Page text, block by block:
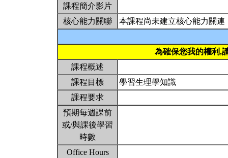
課程簡介影片
核心能力關聯
本課程尚未建立核心能力關連
為確保您我的權利,
課程概述
課程目標
學習生理學知識
課程要求
預期每週課前
或/與課後學習
時數
Office Hours